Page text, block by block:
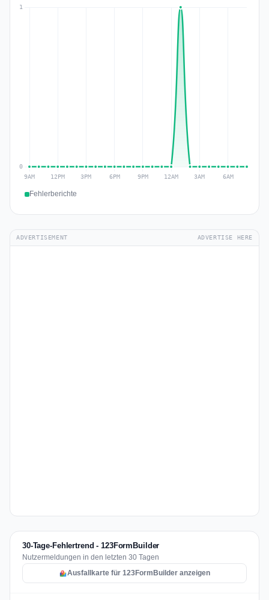
Fehlerberichte
ADVERTISEMENT ADVERTISE HERE
30-Tage-Fehlertrend - 123FormBuilder
Nutzermeldungen in den letzten 30 Tagen
Ausfallkarte für 123FormBuilder anzeigen